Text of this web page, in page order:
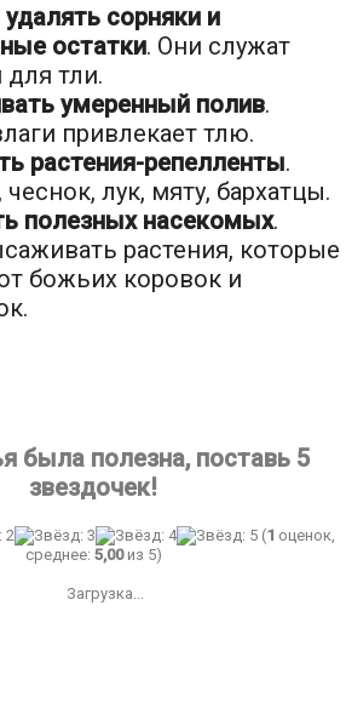
сорняки и
остатки. Они служат
тли.
умеренный полив.
привлекает тлю.
растения-репелленты.
лук, мяту, бархатцы.
полезных насекомых.
растения, которые
божьих коровок и
была полезна, поставь 5
звездочек!
(1 оценок,
среднее: 5,00из 5)
Загрузка...